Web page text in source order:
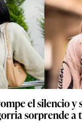
el silencio y
sorprende a